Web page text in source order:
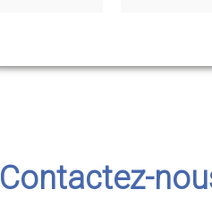
Contactez-